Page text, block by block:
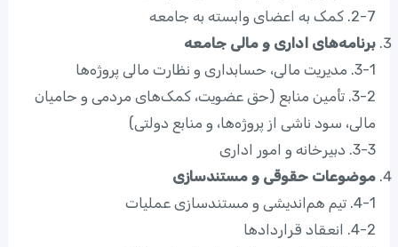
2-7. کمک به اعضای وابسته به جامعه
برنامه‌های اداری و مالی جامعه
3-1. مدیریت مالی، حسابداری و نظارت مالی پروژه‌ها
3-2. تأمین منابع (حق عضویت، کمک‌های مردمی و حامیان
مالی، سود ناشی از پروژه‌ها، و منابع دولتی)
3-3. دبیرخانه و امور اداری
موضوعات حقوقی و مستندسازی
4-1. تیم هم‌اندیشی و مستندسازی عملیات
4-2. انعقاد قراردادها